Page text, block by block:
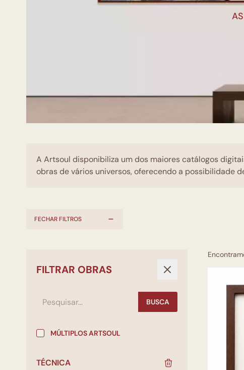
A Artsoul disponibiliza um dos maiores catálogos
obras de vários universos, oferecendo a possibilidade
FECHAR FILTROS
FILTRAR OBRAS
BUSCA
MÚLTIPLOS ARTSOUL
TÉCNICA